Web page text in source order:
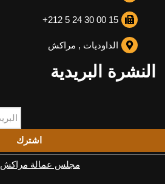
+212 5 24 30 00 15
الداوديات , مراكش
النشرة البريدية
اشترك
مجلس عمالة مراكش 2022